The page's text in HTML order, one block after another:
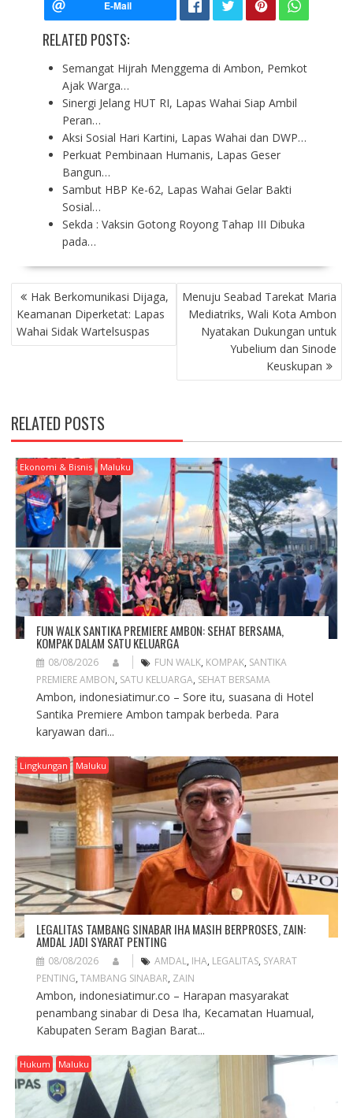
RELATED POSTS:
Semangat Hijrah Menggema di Ambon, Pemkot
Ajak Warga…
Sinergi Jelang HUT RI, Lapas Wahai Siap Ambil
Peran…
Aksi Sosial Hari Kartini, Lapas Wahai dan DWP…
Perkuat Pembinaan Humanis, Lapas Geser
Bangun…
Sambut HBP Ke-62, Lapas Wahai Gelar Bakti
Sosial…
Sekda : Vaksin Gotong Royong Tahap III Dibuka
pada…
P
O
S
T
I
G
A
T
O
N
Hak Berkomunikasi Dijaga,
Keamanan Diperketat: Lapas
Wahai Sidak Wartelsuspas
Menuju Seabad Tarekat Maria
Mediatriks, Wali Kota Ambon
Nyatakan Dukungan untuk
Yubelium dan Sinode
Keuskupan
RELATED POSTS
Ekonomi & Bisnis Maluku
FUN WALK SANTIKA PREMIERE AMBON: SEHAT BERSAMA,
KOMPAK DALAM SATU KELUARGA
08/08/2026 FUN WALK, KOMPAK, SANTIKA
PREMIERE AMBON, SATU KELUARGA, SEHAT BERSAMA
Ambon, indonesiatimur.co – Sore itu, suasana di Hotel
Santika Premiere Ambon tampak berbeda. Para
karyawan dari...
Lingkungan Maluku
LEGALITAS TAMBANG SINABAR IHA MASIH BERPROSES, ZAIN:
AMDAL JADI SYARAT PENTING
08/08/2026 AMDAL, IHA, LEGALITAS, SYARAT
PENTING, TAMBANG SINABAR, ZAIN
Ambon, indonesiatimur.co – Harapan masyarakat
penambang sinabar di Desa Iha, Kecamatan Huamual,
Kabupaten Seram Bagian Barat...
Hukum Maluku